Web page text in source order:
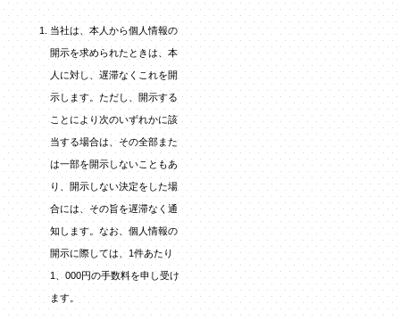
当社は、本人から個人情報の
開示を求められたときは、本
人に対し、遅滞なくこれを開
示します。ただし、開示する
ことにより次のいずれかに該
当する場合は、その全部また
は一部を開示しないこともあ
り、開示しない決定をした場
合には、その旨を遅滞なく通
知します。なお、個人情報の
開示に際しては、1件あたり
1、000円の手数料を申し受け
ます。